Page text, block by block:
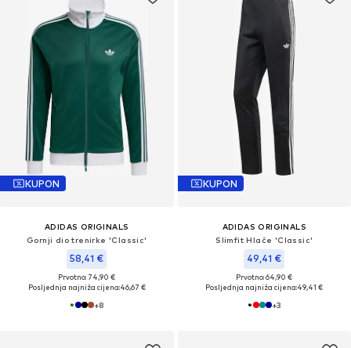
KUPON
ADIDAS ORIGINALS
Gornji dio trenirke 'Classic'
58,41 €
Prvotno: 74,90 €
Posljednja najniža cijena:46,67 €
+8
KUPON
ADIDAS ORIGINALS
Slimfit Hlače 'Classic'
49,41 €
Prvotno: 64,90 €
Posljednja najniža cijena:49,41 €
+3